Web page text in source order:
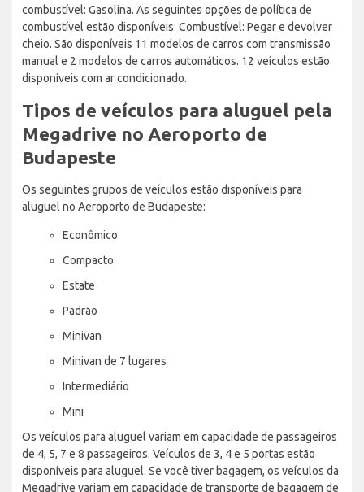
combustível: Gasolina. As seguintes opções de política de
combustível estão disponíveis: Combustível: Pegar e devolver
cheio. São disponíveis 11 modelos de carros com transmissão
manual e 2 modelos de carros automáticos. 12 veículos estão
disponíveis com ar condicionado.
Tipos de veículos para aluguel pela
Megadrive no Aeroporto de
Budapeste
Os seguintes grupos de veículos estão disponíveis para
aluguel no Aeroporto de Budapeste:
Econômico
Compacto
Estate
Padrão
Minivan
Minivan de 7 lugares
Intermediário
Mini
Os veículos para aluguel variam em capacidade de passageiros
de 4, 5, 7 e 8 passageiros. Veículos de 3, 4 e 5 portas estão
disponíveis para aluguel. Se você tiver bagagem, os veículos da
Megadrive variam em capacidade de transporte de bagagem de